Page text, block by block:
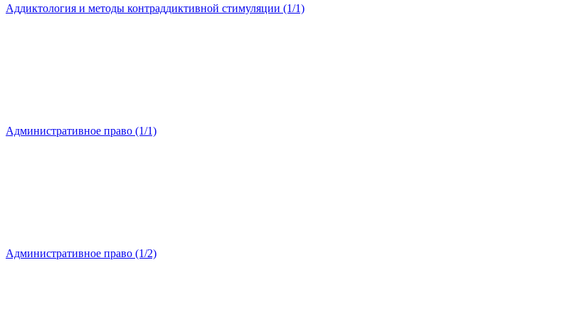
Аддиктология и методы контраддиктивной стимуляции (1/1)
Административное право (1/1)
Административное право (1/2)